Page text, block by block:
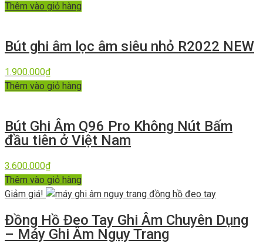
Thêm vào giỏ hàng
Bút ghi âm lọc âm siêu nhỏ R2022 NEW
1.900.000₫
Thêm vào giỏ hàng
Bút Ghi Âm Q96 Pro Không Nút Bấm
đầu tiên ở Việt Nam
3.600.000₫
Thêm vào giỏ hàng
Giảm giá!
Đồng Hồ Đeo Tay Ghi Âm Chuyên Dụng
– Máy Ghi Âm Ngụy Trang